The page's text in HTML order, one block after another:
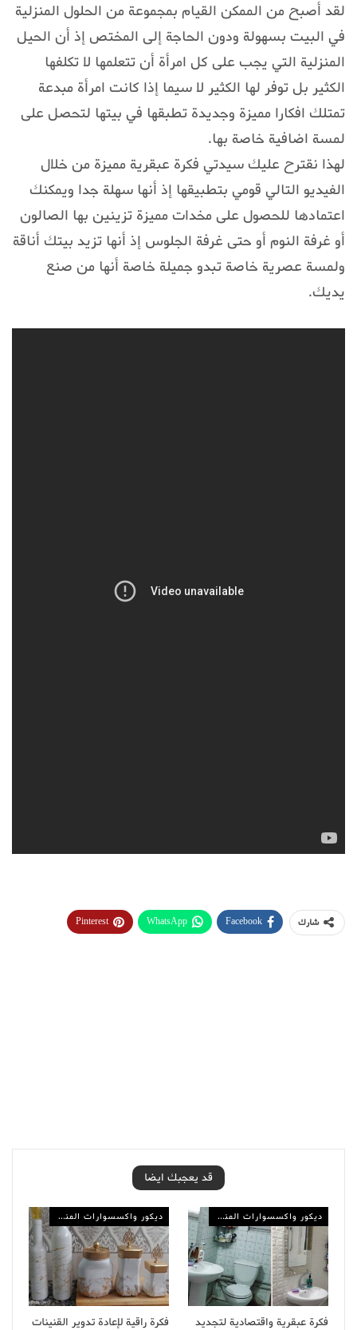
لقد أصبح من الممكن القيام بمجموعة من الحلول المنزلية
في البيت بسهولة ودون الحاجة إلى المختص إذ أن الحيل
المنزلية التي يجب على كل امرأة أن تتعلمها لا تكلفها
الكثير بل توفر لها الكثير لا سيما إذا كانت امرأة مبدعة
تمتلك افكارا مميزة وجديدة تطبقها في بيتها لتحصل على
لمسة اضافية خاصة بها.
لهذا نقترح عليك سيدتي فكرة عبقرية مميزة من خلال
الفيديو التالي قومي بتطبيقها إذ أنها سهلة جدا ويمكنك
اعتمادها للحصول على مخدات مميزة تزينين بها الصالون
أو غرفة النوم أو حتى غرفة الجلوس إذ أنها تزيد بيتك أناقة
ولمسة عصرية خاصة تبدو جميلة خاصة أنها من صنع
يديك.
شارك Facebook
WhatsApp
Pinterest
قد يعجبك ايضا
ديكور واكسسوارات المنزل
فكرة عبقرية واقتصادية لتجديد
ديكور واكسسوارات المنزل
فكرة راقية لإعادة تدوير القنينات